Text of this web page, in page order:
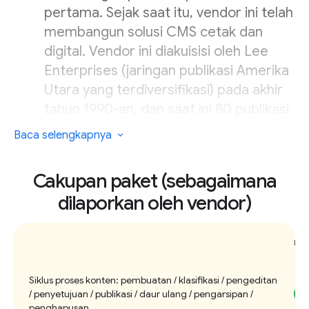
pertama. Sejak saat itu, vendor ini telah
membangun solusi CMS cetak dan
digital. Vendor ini diakuisisi oleh Lee
Enterprises (jaringan publikasi Amerika
Utara yang terdiversifikasi) pada akhir
Lee Enterprises menggunakan BLOX
antara jumlah tersebut, 400 juga
menggunakan platform publikasi
yang padat artikel, dengan segmen
khusus yaitu surat kabar harian kampus
Baca selengkapnya
Cakupan paket (sebagaimana
dilaporkan oleh vendor)
Siklus proses konten: pembuatan / klasifikasi / pengeditan
/ penyetujuan / publikasi / daur ulang / pengarsipan /